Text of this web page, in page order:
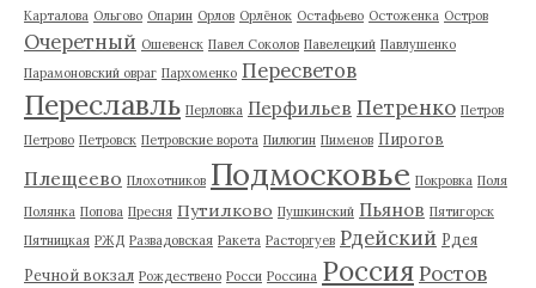
Карталова Ольгово Опарин Орлов Орлёнок Остафьево Остоженка Остров
Очеретный Ошевенск Павел Соколов Павелецкий Павлушенко
Парамоновский овраг Пархоменко Пересветов
Переславль Перловка Перфильев Петренко Петров
Петрово Петровск Петровские ворота Пилюгин Пименов Пирогов
Плещеево Плохотников Подмосковье Покровка Поля
Полянка Попова Пресня Путилково Пушкинский Пьянов Пятигорск
Пятницкая РЖД Развадовская Ракета Расторгуев Рдейский Рдея
Речной вокзал Рождествено Росси Россина Россия Ростов